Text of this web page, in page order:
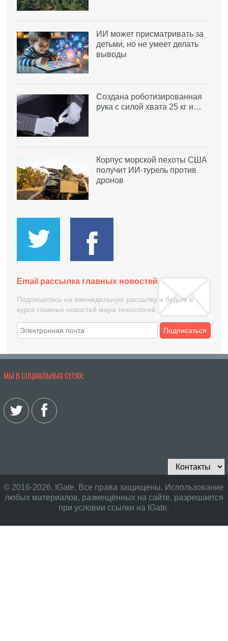
ИИ может присматривать за
детьми, но не умеет делать
выводы
Создана роботизированная
рука с силой хвата 25 кг и…
Корпус морской пехоты США
получит ИИ-турель против
дронов
Email рассылка главных новостей
Подпишитесь на еженедельную рассылку и будьте в
курсе главных новостей мира технологий
Подписаться
МЫ В СОЦИАЛЬНЫХ СЕТЯХ:
© 2016-2026, IGate. Все права защищены. Использование
любых материалов, размещённых на сайте, разрешается
при условии ссылки на IGate.